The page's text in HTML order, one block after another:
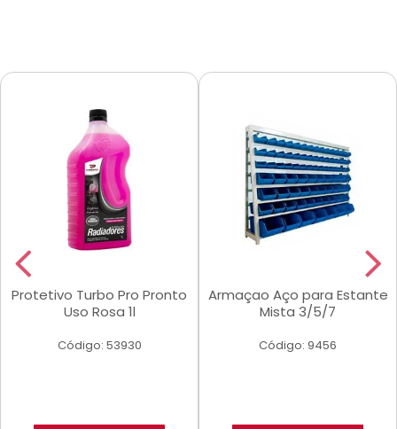
Protetivo Turbo Pro Pronto
Uso Rosa 1l
Código: 53930
Armaçao Aço para Estante
Mista 3/5/7
Código: 9456